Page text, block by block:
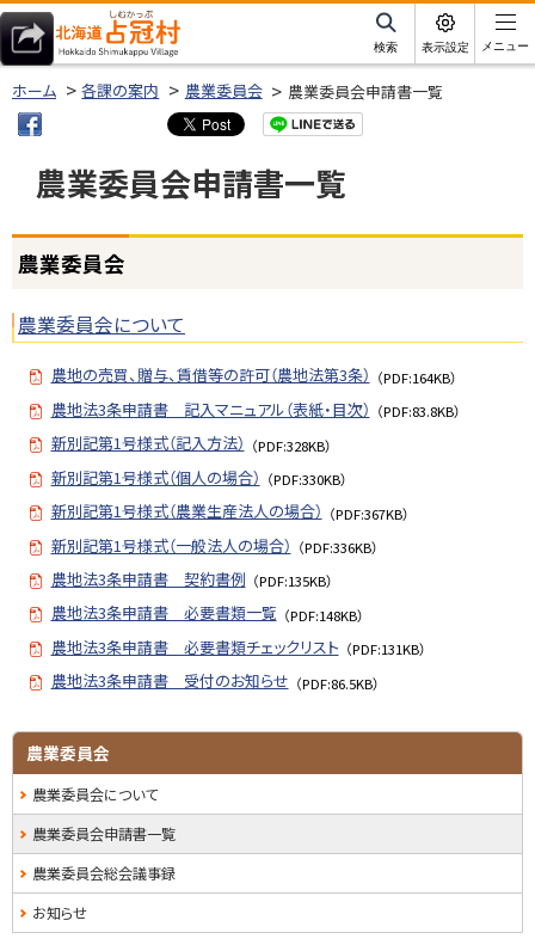
本
文
へ北海道占冠村
サ
イ
内
検索 表示設定 メニュー
ホーム 各課の案内 農業委員会 農業委員会申請書一覧
農業委員会申請書一覧
ページ内目次
農
委
員
農業委員会
農業委員会について
農地の売買、贈与、賃借等の許可（農地法第3条） （PDF:164KB）
農地法3条申請書 記入マニュアル（表紙・目次） （PDF:83.8KB）
新別記第1号様式（記入方法） （PDF:328KB）
新別記第1号様式（個人の場合） （PDF:330KB）
新別記第1号様式（農業生産法人の場合） （PDF:367KB）
新別記第1号様式（一般法人の場合） （PDF:336KB）
農地法3条申請書 契約書例 （PDF:135KB）
農地法3条申請書 必要書類一覧 （PDF:148KB）
農地法3条申請書 必要書類チェックリスト （PDF:131KB）
農地法3条申請書 受付のお知らせ （PDF:86.5KB）
ト
ッ
プ
に
戻
る
サ
イ
ド
・
メ
農業委員会
農業委員会について
農業委員会申請書一覧
農業委員会総会議事録
お知らせ